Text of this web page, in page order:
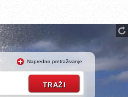
Napredno pretraživanje